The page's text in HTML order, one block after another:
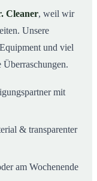
Cleaner, weil wir
Unsere
und viel
mit
& transparenter
am Wochenende